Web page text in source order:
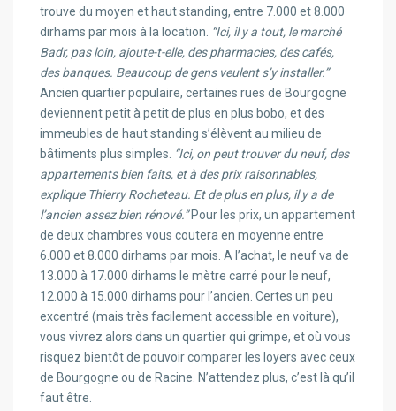
trouve du moyen et haut standing, entre 7.000 et 8.000
dirhams par mois à la location. “Ici, il y a tout, le marché
Badr, pas loin, ajoute-t-elle, des pharmacies, des cafés,
des banques. Beaucoup de gens veulent s’y installer.”
Ancien quartier populaire, certaines rues de Bourgogne
deviennent petit à petit de plus en plus bobo, et des
immeubles de haut standing s’élèvent au milieu de
bâtiments plus simples. “Ici, on peut trouver du neuf, des
appartements bien faits, et à des prix raisonnables,
explique Thierry Rocheteau. Et de plus en plus, il y a de
l’ancien assez bien rénové.”Pour les prix, un appartement
de deux chambres vous coutera en moyenne entre
6.000 et 8.000 dirhams par mois. A l’achat, le neuf va de
13.000 à 17.000 dirhams le mètre carré pour le neuf,
12.000 à 15.000 dirhams pour l’ancien. Certes un peu
excentré (mais très facilement accessible en voiture),
vous vivrez alors dans un quartier qui grimpe, et où vous
risquez bientôt de pouvoir comparer les loyers avec ceux
de Bourgogne ou de Racine. N’attendez plus, c’est là qu’il
faut être.